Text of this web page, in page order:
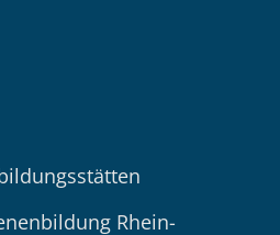
Rhein-